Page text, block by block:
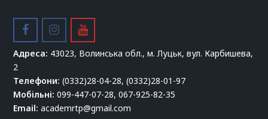
facebookinstagram
youtube
Адреса: 43023, Волинська обл., м. Луцьк, вул. Карбишева,
2
Телефони: (0332)28-04-28, (0332)28-01-97
Мобільні: 099-447-07-28, 067-925-82-35
Email: academrtp@gmail.com